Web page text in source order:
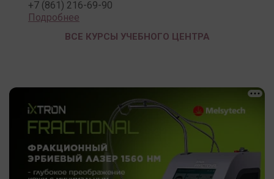
+7 (861) 216-69-90
Подробнее
ВСЕ КУРСЫ УЧЕБНОГО ЦЕНТРА